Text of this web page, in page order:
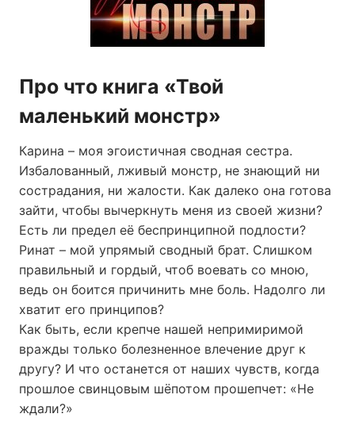
Про что книга «Твой
маленький монстр»
Карина – моя эгоистичная сводная сестра.
Избалованный, лживый монстр, не знающий ни
сострадания, ни жалости. Как далеко она готова
зайти, чтобы вычеркнуть меня из своей жизни?
Есть ли предел её беспринципной подлости?
Ринат – мой упрямый сводный брат. Слишком
правильный и гордый, чтоб воевать со мною,
ведь он боится причинить мне боль. Надолго ли
хватит его принципов?
Как быть, если крепче нашей непримиримой
вражды только болезненное влечение друг к
другу? И что останется от наших чувств, когда
прошлое свинцовым шёпотом прошепчет: «Не
ждали?»